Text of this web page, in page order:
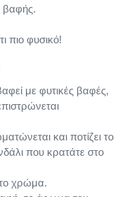
βαφής.
πιο φυσικό!
με φυτικές βαφές,
και ποτίζει το
που κρατάτε στο
χρώμα.